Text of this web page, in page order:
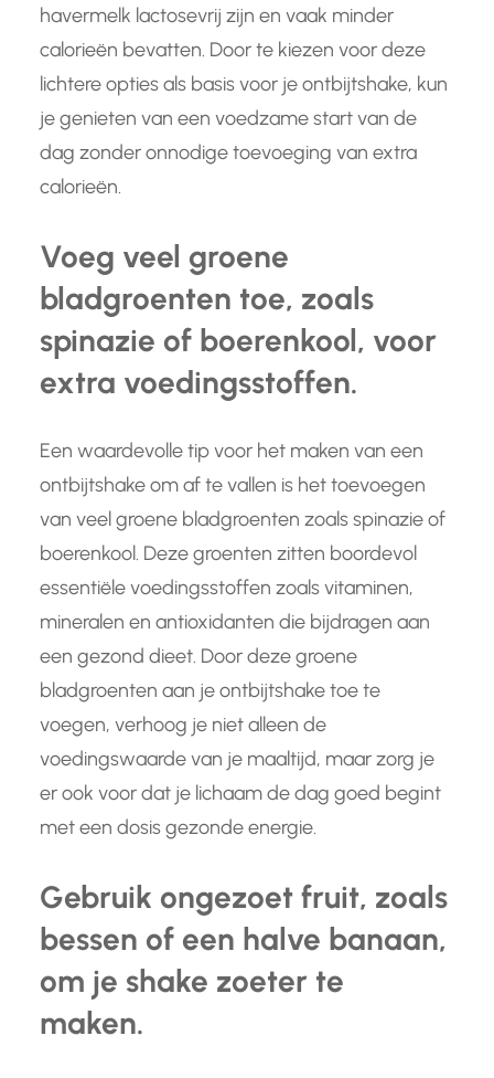
havermelk lactosevrij zijn en vaak minder
calorieën bevatten. Door te kiezen voor deze
lichtere opties als basis voor je ontbijtshake, kun
je genieten van een voedzame start van de
dag zonder onnodige toevoeging van extra
calorieën.
Voeg veel groene
bladgroenten toe, zoals
spinazie of boerenkool, voor
extra voedingsstoffen.
Een waardevolle tip voor het maken van een
ontbijtshake om af te vallen is het toevoegen
van veel groene bladgroenten zoals spinazie of
boerenkool. Deze groenten zitten boordevol
essentiële voedingsstoffen zoals vitaminen,
mineralen en antioxidanten die bijdragen aan
een gezond dieet. Door deze groene
bladgroenten aan je ontbijtshake toe te
voegen, verhoog je niet alleen de
voedingswaarde van je maaltijd, maar zorg je
er ook voor dat je lichaam de dag goed begint
met een dosis gezonde energie.
Gebruik ongezoet fruit, zoals
bessen of een halve banaan,
om je shake zoeter te
maken.